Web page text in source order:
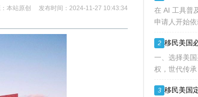
本站原创 发布时间：2024-11-27 10:43:34
在 AI 工具普
申请人开始
器"，实则可
2
一、选择美
权，世代传承
过户手续，
3